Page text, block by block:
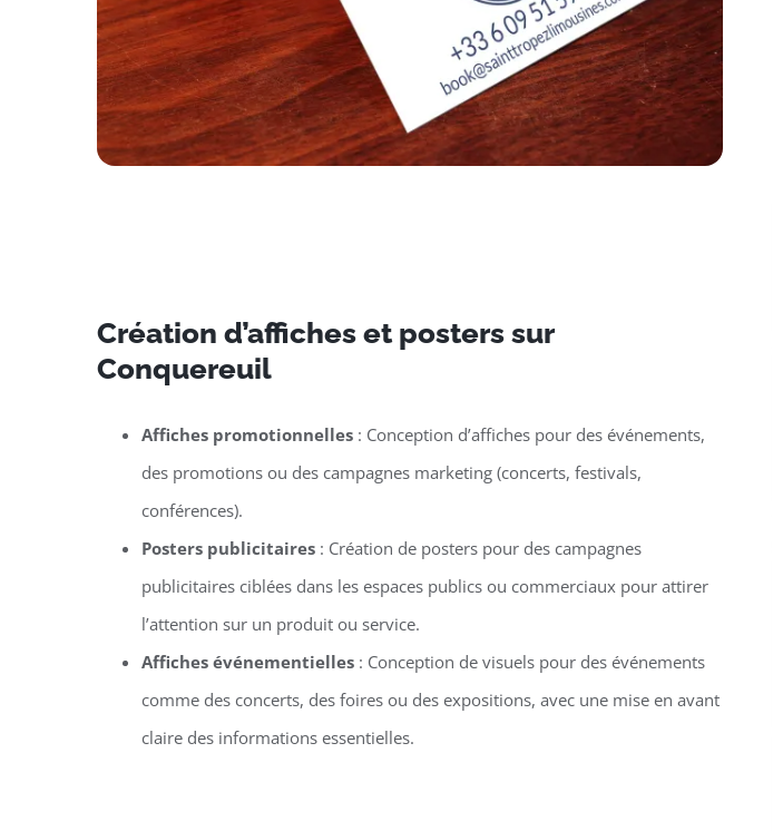
Création d’affiches et posters sur
Conquereuil
Affiches promotionnelles: Conception d’affiches pour des événements,
des promotions ou des campagnes marketing (concerts, festivals,
conférences).
Posters publicitaires: Création de posters pour des campagnes
publicitaires ciblées dans les espaces publics ou commerciaux pour attirer
l’attention sur un produit ou service.
Affiches événementielles: Conception de visuels pour des événements
comme des concerts, des foires ou des expositions, avec une mise en avant
claire des informations essentielles.